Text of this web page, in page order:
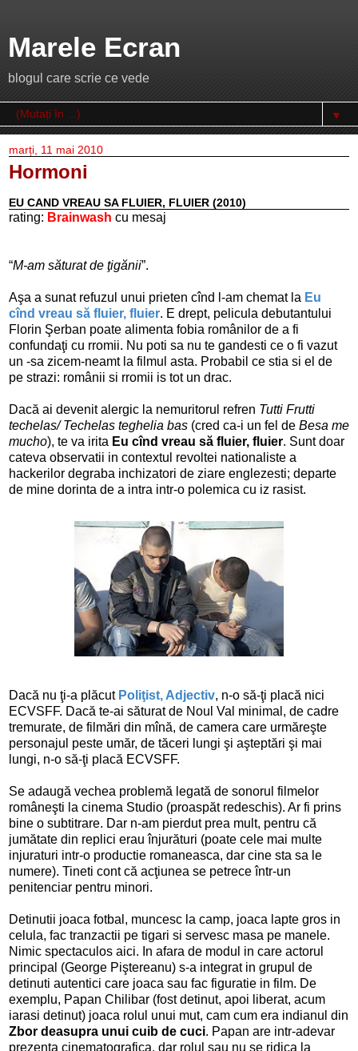
Marele Ecran
blogul care scrie ce vede
▼
marți, 11 mai 2010
Hormoni
EU CAND VREAU SA FLUIER, FLUIER (2010)
rating: Brainwash cu mesaj
“M-am săturat de ţigănii”.
Aşa a sunat refuzul unui prieten cînd l-am chemat la Eu
cînd vreau să fluier, fluier. E drept, pelicula debutantului
Florin Şerban poate alimenta fobia românilor de a fi
confundaţi cu rromii. Nu poti sa nu te gandesti ce o fi vazut
un -sa zicem-neamt la filmul asta. Probabil ce stia si el de
pe strazi: românii si rromii is tot un drac.
Dacă ai devenit alergic la nemuritorul refren Tutti Frutti
techelas/ Techelas teghelia bas (cred ca-i un fel de Besa me
mucho), te va irita Eu cînd vreau să fluier, fluier. Sunt doar
cateva observatii in contextul revoltei nationaliste a
hackerilor degraba inchizatori de ziare englezesti; departe
de mine dorinta de a intra intr-o polemica cu iz rasist.
Dacă nu ţi-a plăcut Poliţist, Adjectiv, n-o să-ţi placă nici
ECVSFF. Dacă te-ai săturat de Noul Val minimal, de cadre
tremurate, de filmări din mînă, de camera care urmăreşte
personajul peste umăr, de tăceri lungi şi aşteptări şi mai
lungi, n-o să-ţi placă ECVSFF.
Se adaugă vechea problemă legată de sonorul filmelor
româneşti la cinema Studio (proaspăt redeschis). Ar fi prins
bine o subtitrare. Dar n-am pierdut prea mult, pentru că
jumătate din replici erau înjurături (poate cele mai multe
injuraturi intr-o productie romaneasca, dar cine sta sa le
numere). Tineti cont că acţiunea se petrece într-un
penitenciar pentru minori.
Detinutii joaca fotbal, muncesc la camp, joaca lapte gros in
celula, fac tranzactii pe tigari si servesc masa pe manele.
Nimic spectaculos aici. In afara de modul in care actorul
principal (George Piştereanu) s-a integrat in grupul de
detinuti autentici care joaca sau fac figuratie in film. De
exemplu, Papan Chilibar (fost detinut, apoi liberat, acum
iarasi detinut) joaca rolul unui mut, cam cum era indianul din
Zbor deasupra unui cuib de cuci. Papan are intr-adevar
prezenta cinematografica, dar rolul sau nu se ridica la